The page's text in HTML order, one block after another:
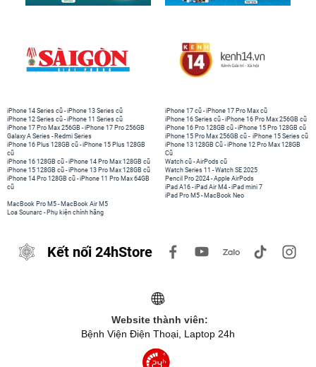
iPhone 14 Series cũ -iPhone 13 Series cũ
iPhone 12 Series cũ -iPhone 11 Series cũ
iPhone 17 Pro Max 256GB -iPhone 17 Pro 256GB
Galaxy A Series - Redmi Series
iPhone 17 cũ -iPhone 17 Pro Max cũ
iPhone 16 Series cũ - iPhone 16 Pro Max 256GB cũ
iPhone 16 Pro 128GB cũ -iPhone 15 Pro 128GB cũ
iPhone 15 Pro Max 256GB cũ - iPhone 15 Series cũ
iPhone 16 Plus 128GB cũ -iPhone 15 Plus 128GB
cũ
iPhone 16 128GB cũ -iPhone 14 Pro Max 128GB cũ
iPhone 15 128GB cũ -iPhone 13 Pro Max 128GB cũ
iPhone 14 Pro 128GB cũ -iPhone 11 Pro Max 64GB
cũ
iPhone 13 128GB Cũ -iPhone 12 Pro Max 128GB
Cũ
Watch cũ -AirPods cũ
Watch Series 11 -Watch SE 2025
Pencil Pro 2024 -Apple AirPods
iPad A16 -iPad Air M4 -iPad mini 7
iPad Pro M5 - MacBook Neo
MacBook Pro M5 - MacBook Air M5
Loa Sounarc - Phụ kiện chính hãng
Kết nối 24hStore
Website thành viên:
Bệnh Viện Điện Thoại, Laptop 24h